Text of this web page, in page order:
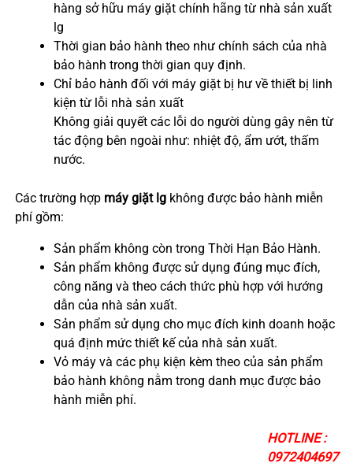
hàng sở hữu máy giặt chính hãng từ nhà sản xuất
lg
Thời gian bảo hành theo như chính sách của nhà
bảo hành trong thời gian quy định.
Chỉ bảo hành đối với máy giặt bị hư về thiết bị linh
kiện từ lỗi nhà sản xuất
Không giải quyết các lỗi do người dùng gây nên từ
tác động bên ngoài như: nhiệt độ, ẩm ướt, thấm
nước.
Các trường hợp máy giặt lgkhông được bảo hành miễn
phí gồm:
Sản phẩm không còn trong Thời Hạn Bảo Hành.
Sản phẩm không được sử dụng đúng mục đích,
công năng và theo cách thức phù hợp với hướng
dẫn của nhà sản xuất.
Sản phẩm sử dụng cho mục đích kinh doanh hoặc
quá định mức thiết kế của nhà sản xuất.
Vỏ máy và các phụ kiện kèm theo của sản phẩm
bảo hành không nằm trong danh mục được bảo
hành miễn phí.
HOTLINE :
0972404697